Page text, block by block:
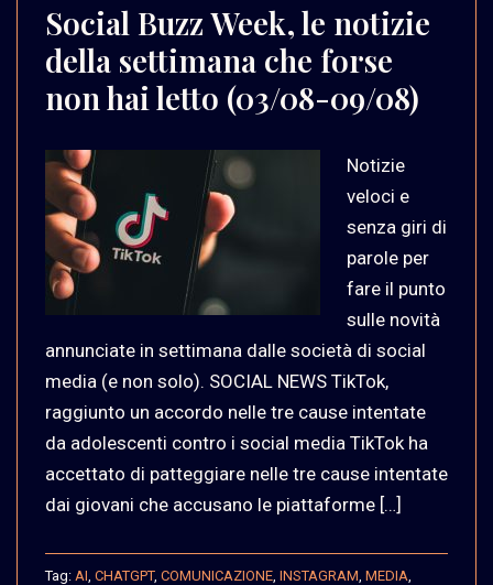
Social Buzz Week, le notizie
della settimana che forse
non hai letto (03/08-09/08)
Notizie
veloci e
senza giri di
parole per
fare il punto
sulle novità
annunciate in settimana dalle società di social
media (e non solo). SOCIAL NEWS TikTok,
raggiunto un accordo nelle tre cause intentate
da adolescenti contro i social media TikTok ha
accettato di patteggiare nelle tre cause intentate
dai giovani che accusano le piattaforme […]
Tag: AI CHATGPT, COMUNICAZIONE INSTAGRAM MEDIA